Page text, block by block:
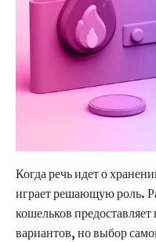
Когда речь идет о
играет решающую роль.
кошельков
вариантов, но выбор